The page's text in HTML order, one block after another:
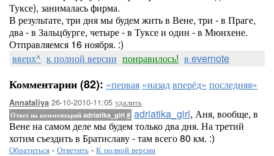
Туксе), занималась фирма.
В результате, три дня мы будем жить в Вене, три - в Праге,
два - в Зальцбурге, четыре - в Туксе и один - в Мюнхене.
Отправляемся 16 ноября. :)
вверх^ к полной версии понравилось! в evernote
Комментарии (82): «первая «назадвперёд» последняя»
Annataliya 26-10-2010-11:05 удалить
Ответ на комментарий adriatika_girl # adriatika_girl, Аня, вообще, в
Вене на самом деле мы будем только два дня. На третий
хотим съездить в Братиславу - там всего 80 км. :)
Обратиться - Ответить - К полной версии